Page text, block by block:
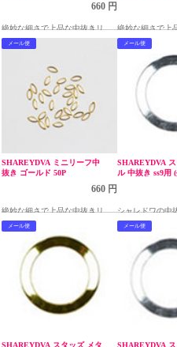
660 円
絶妙な細さで上品な中抜きリー
フ
絶妙な細さで上
フ
メール便
SHAREYDVA ミニリーフ中
抜き ゴールド 50P
660 円
絶妙な細さで上品な中抜きリー
フ
メール便
SHAREYDVA
ル 中抜き ss9用
シャレドワの中
メール便 メール便